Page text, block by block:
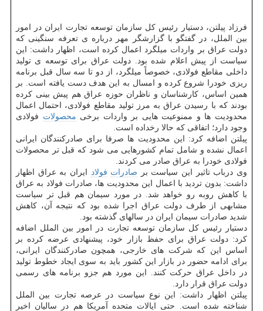
فرزاد پیلتن، دستیار رئیس کل سازمان توسعه تجارت ایران در امور
بین الملل، در گفتگو با گزارشگر مهر درباره ی تعرفه سنگینی که
دولت عراق بر واردات میلگرد اعمال کرده است، اظهار داشت: این
سیاست از پیش اعلام شده بود. دولت عراق برای توسعه ی تولید
داخلی مقاطع فولادی، خصوصاً میلگرد، از دو تا سه سال قبل برنامه
ریزی خودرا شروع کرده و امسال به این هدف دست یافته است. بر
همین اساس، کارشناسان و ناظران حوزه عراق هم پیش بینی کرده
بودند که با رسیدن عراق به مرز تولید مقاطع فولادی، احتمال اعمال
محدودیت ها و ممنوعیت هایی بر واردات برخی محصولات فولادی
وجود دارد؛ اتفاقی که حالا رخداده است.
پیلتن اضافه کرد: این محدودیت ها صرفا برای صادرکنندگان ایرانی
اعمال نشده و شامل تمام کشورهایی می شود که قبل تر محصولات
فولادی خودرا به عراق صادر می کردند.
وی درباب تاثیر این سیاست بر صادرات فولاد ایران به عراق اظهار
داشت: بدون تردید با اعمال این محدودیت ها، صادرات فولاد به عراق
با کاهش روبه رو خواهد شد. در مورد سیمان هم قبل تر سیاست
مشابهی از طرف دولت عراق اجرا شده بود که نتیجه آن، کاهش
شدید صادرات سیمان ایران در سالهای گذشته بود.
دستیار رئیس کل سازمان توسعه تجارت در امور بین الملل اضافه
کرد: دولت عراق برای حفظ بازار خود، پیشنهادی عرضه کرده بر
اساس این که شرکت های خارجی، همچون صادرکنندگان ایرانی،
برای ادامه حضور در بازار این کشور باید به سوی ایجاد خطوط تولید
در داخل عراق حرکت کنند. این مورد هم جزو برنامه های رسمی
دولت عراق قرار دارد.
پیلتن اظهار داشت: این نوع سیاست در عرصه تجارت بین الملل
شناخته شده است. حتی ایالات متحده آمریکا هم در سالیان اخیر